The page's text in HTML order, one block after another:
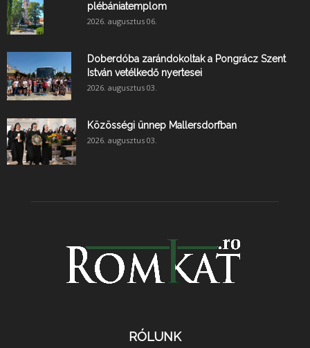
plébániatemplom
2026. augusztus 06.
Doberdóba zarándokoltak a Pongrácz Szent
István vetélkedő nyertesei
2026. augusztus 03.
Közösségi ünnep Mallersdorfban
2026. augusztus 03.
RÓLUNK